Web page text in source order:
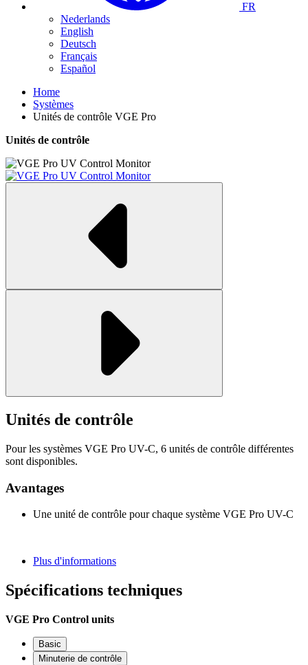
FR
Nederlands
English
Deutsch
Français
Español
Home
Systèmes
Unités de contrôle VGE Pro
Unités de contrôle
Unités de contrôle
Pour les systèmes VGE Pro UV-C, 6 unités de contrôle différentes
sont disponibles.
Avantages
Une unité de contrôle pour chaque système VGE Pro UV-C
Plus d'informations
Spécifications techniques
VGE Pro Control units
Basic
Minuterie de contrôle